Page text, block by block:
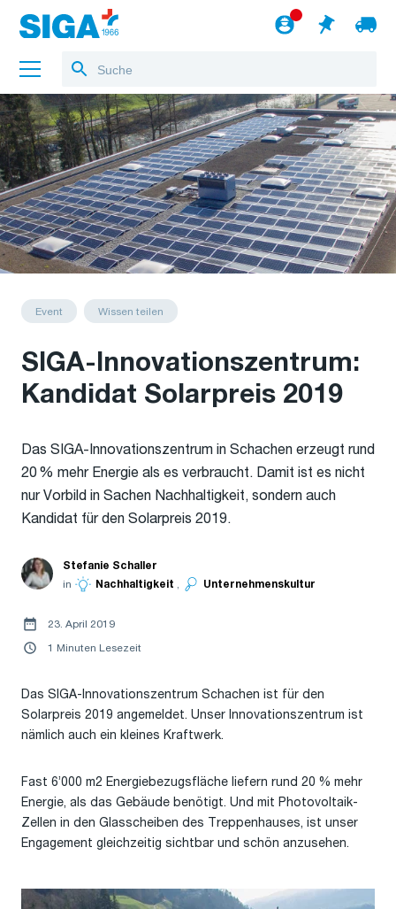
Über uns
Referenzen
Jobs
Blog
Event Wissen teilen
SIGA-Innovationszentrum:
Kandidat Solarpreis 2019
Das SIGA-Innovationszentrum in Schachen erzeugt rund
20 % mehr Energie als es verbraucht. Damit ist es nicht
nur Vorbild in Sachen Nachhaltigkeit, sondern auch
Kandidat für den Solarpreis 2019.
Stefanie Schaller
in
Nachhaltigkeit , Unternehmenskultur
23. April 2019
1 Minuten Lesezeit
Das SIGA-Innovationszentrum Schachen ist für den
Solarpreis 2019 angemeldet. Unser Innovationszentrum ist
nämlich auch ein kleines Kraftwerk.
Fast 6’000 m2 Energiebezugsfläche liefern rund 20 % mehr
Energie, als das Gebäude benötigt. Und mit Photovoltaik-
Zellen in den Glasscheiben des Treppenhauses, ist unser
Engagement gleichzeitig sichtbar und schön anzusehen.